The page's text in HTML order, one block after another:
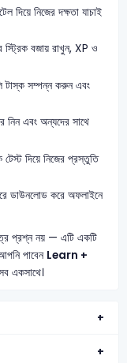
দিয়ে নিজের দক্ষতা যাচাই
স্ট্রিক বজায় রাখুন, XP ও
টাস্ক সম্পন্ন করুন এবং
নিন এবং অন্যদের সাথে
টেস্ট দিয়ে নিজের প্রস্তুতি
ডাউনলোড করে অফলাইনে
প্রশ্ন নয় — এটি একটি
পাবেন Learn +
একসাথে।